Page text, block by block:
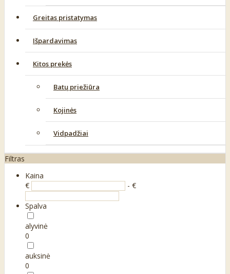
Greitas pristatymas
Išpardavimas
Kitos prekės
Batų priežiūra
Kojinės
Vidpadžiai
Filtras
Kaina
€
- €
Spalva
alyvinė
0
auksinė
0